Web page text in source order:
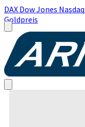
DAX Dow Jones Nasdaq
Goldpreis